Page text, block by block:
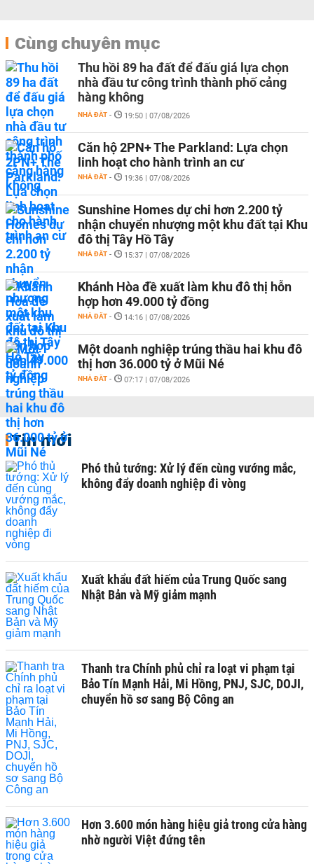
Cùng chuyên mục
Thu hồi 89 ha đất để đấu giá lựa chọn
nhà đầu tư công trình thành phố cảng
hàng không
NHÀ ĐẤT - 19:50 | 07/08/2026
Căn hộ 2PN+ The Parkland: Lựa chọn
linh hoạt cho hành trình an cư
NHÀ ĐẤT - 19:36 | 07/08/2026
Sunshine Homes dự chi hơn 2.200 tỷ
nhận chuyển nhượng một khu đất tại Khu
đô thị Tây Hồ Tây
NHÀ ĐẤT - 15:37 | 07/08/2026
Khánh Hòa đề xuất làm khu đô thị hỗn
hợp hơn 49.000 tỷ đồng
NHÀ ĐẤT - 14:16 | 07/08/2026
Một doanh nghiệp trúng thầu hai khu đô
thị hơn 36.000 tỷ ở Mũi Né
NHÀ ĐẤT - 07:17 | 07/08/2026
Tin mới
Phó thủ tướng: Xử lý đến cùng vướng mắc,
không đẩy doanh nghiệp đi vòng
Xuất khẩu đất hiếm của Trung Quốc sang
Nhật Bản và Mỹ giảm mạnh
Thanh tra Chính phủ chỉ ra loạt vi phạm tại
Bảo Tín Mạnh Hải, Mi Hồng, PNJ, SJC, DOJI,
chuyển hồ sơ sang Bộ Công an
Hơn 3.600 món hàng hiệu giả trong cửa hàng
nhờ người Việt đứng tên